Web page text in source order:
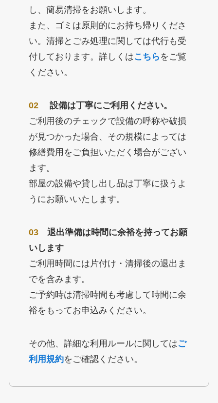
し、簡易清掃をお願いします。
また、ゴミは原則的にお持ち帰りくださ
い。清掃とごみ処理に関しては代行も受
付しております。詳しくはこちら をご覧
ください。
02設備は丁寧にご利用ください。
ご利用後のチェックで設備の呼称や破損
が見つかった場合、その規模によっては
修繕費用をご負担いただく場合がござい
ます。
部屋の設備や貸し出し品は丁寧に扱うよ
うにお願いいたします。
03退出準備は時間に余裕を持ってお願
いします
ご利用時間には片付け・清掃後の退出ま
でを含みます。
ご予約時は清掃時間も考慮して時間に余
裕をもってお申込みください。
その他、詳細な利用ルールに関してはご
利用規約をご確認ください。